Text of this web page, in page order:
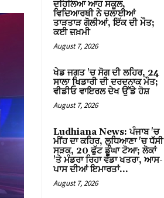
ਦਹਿਲਿਆ ਆਹ ਸਕੂਲ,
ਵਿਦਿਆਰਥੀ ਨੇ ਚਲਾਈਆਂ
ਤਾੜਤਾੜ ਗੋਲੀਆਂ, ਇੱਕ ਦੀ ਮੌਤ;
ਕਈ ਜ਼ਖ਼ਮੀ
August 7, 2026
ਖੇਡ ਜਗਤ 'ਚ ਸੋਗ ਦੀ ਲਹਿਰ, 24
ਸਾਲਾ ਖਿਡਾਰੀ ਦੀ ਦਰਦਨਾਕ ਮੌਤ;
ਵੀਡੀਓ ਵਾਇਰਲ ਦੇਖ ਉੱਡੇ ਹੋਸ਼
August 7, 2026
Ludhiana News: ਪੰਜਾਬ 'ਚ
ਮੀਂਹ ਦਾ ਕਹਿਰ, ਲੁਧਿਆਣਾ 'ਚ ਧੱਸੀ
ਸੜਕ, 20 ਫੁੱਟ ਡੂੰਘਾ ਟੋਆ; ਲੋਕਾਂ
'ਤੇ ਮੰਡਰਾ ਰਿਹਾ ਵੱਡਾ ਖਤਰਾ, ਆਸ-
ਪਾਸ ਦੀਆਂ ਇਮਾਰਤਾਂ…
August 7, 2026